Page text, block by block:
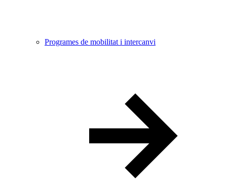
Programes de mobilitat i intercanvi